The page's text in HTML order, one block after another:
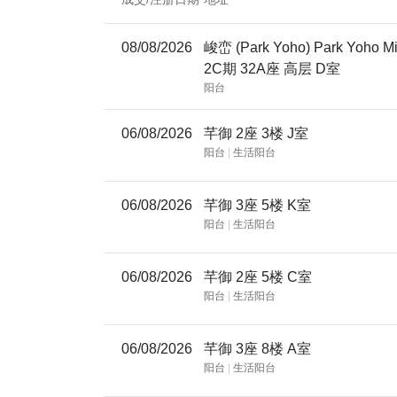
08/08/2026
峻峦 (Park Yoho) Park Yoho Milano
2C期 32A座 高层 D室
阳台
06/08/2026 芊御 2座 3楼 J室
阳台 |生活阳台
06/08/2026 芊御 3座 5楼 K室
阳台 |生活阳台
06/08/2026 芊御 2座 5楼 C室
阳台 |生活阳台
06/08/2026 芊御 3座 8楼 A室
阳台 |生活阳台